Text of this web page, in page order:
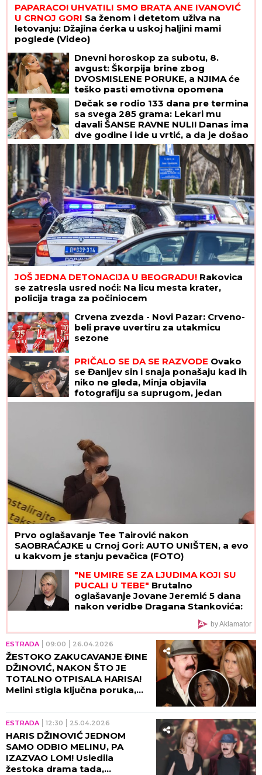
PAPARACO! UHVATILI SMO BRATA ANE IVANOVIĆ
U CRNOJ GORI Sa ženom i detetom uživa na
letovanju: Džajina ćerka u uskoj haljini mami
poglede (Video)
Dnevni horoskop za subotu, 8.
avgust: Škorpija brine zbog
DVOSMISLENE PORUKE, a NJIMA će
teško pasti emotivna opomena
Dečak se rodio 133 dana pre termina
sa svega 285 grama: Lekari mu
davali ŠANSE RAVNE NULI! Danas ima
dve godine i ide u vrtić, a da je došao
na svet DAN RANIJE, sudbina bi imala
mnogo lošiji scenario
JOŠ JEDNA DETONACIJA U BEOGRADU! Rakovica
se zatresla usred noći: Na licu mesta krater,
policija traga za počiniocem
Crvena zvezda - Novi Pazar: Crveno-
beli prave uvertiru za utakmicu
sezone
PRIČALO SE DA SE RAZVODE Ovako
se Đanijev sin i snaja ponašaju kad ih
niko ne gleda, Minja objavila
fotografiju sa suprugom, jedan
detalj jasno otkriva u kakvom su
Prvo oglašavanje Tee Tairović nakon
SAOBRAĆAJKE u Crnoj Gori: AUTO UNIŠTEN, a evo
u kakvom je stanju pevačica (FOTO)
"NE UMIRE SE ZA LJUDIMA KOJI SU
PUCALI U TEBE" Brutalno
oglašavanje Jovane Jeremić 5 dana
nakon veridbe Dragana Stankovića:
by Aklamator
ESTRADA 09:00 26.04.2026
ŽESTOKO ZAKUCAVANJE ĐINE
DŽINOVIĆ, NAKON ŠTO JE
TOTALNO OTPISALA HARISA!
Melini stigla ključna poruka,
ESTRADA 12:30 25.04.2026
HARIS DŽINOVIĆ JEDNOM
SAMO ODBIO MELINU, PA
IZAZVAO LOM! Usledila
žestoka drama tada,